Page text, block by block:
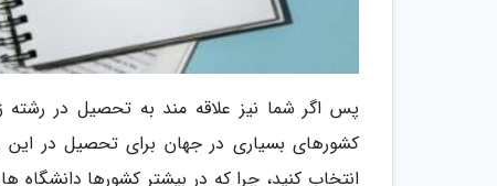
پس اگر شما نیز علاقه مند به تحصیل در رشته
کشورهای بسیاری در جهان برای تحصیل در این
انتخاب کنید، چرا که در بیشتر کشورها